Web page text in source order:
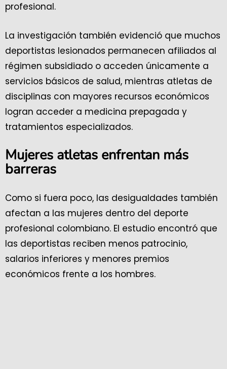
profesional.
La investigación también evidenció que muchos
deportistas lesionados permanecen afiliados al
régimen subsidiado o acceden únicamente a
servicios básicos de salud, mientras atletas de
disciplinas con mayores recursos económicos
logran acceder a medicina prepagada y
tratamientos especializados.
Mujeres atletas enfrentan más
barreras
Como si fuera poco, las desigualdades también
afectan a las mujeres dentro del deporte
profesional colombiano. El estudio encontró que
las deportistas reciben menos patrocinio,
salarios inferiores y menores premios
económicos frente a los hombres.